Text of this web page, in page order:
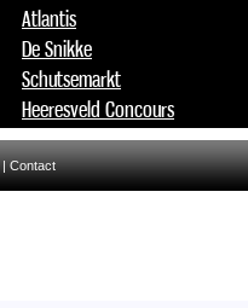
Atlantis
De Snikke
Schutsemarkt
Heeresveld Concours
Contact